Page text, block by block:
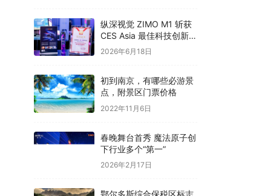
纵深视觉 ZIMO M1 斩获
CES Asia 最佳科技创新奖
全栈自研开启光场 3D 大
众消费时代
2026年6月18日
初到南京，有哪些必游景
点，附景区门票价格
2022年11月6日
春晚舞台首秀 魔法原子创
下行业多个“第一”
2026年2月17日